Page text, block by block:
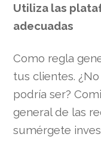
Utiliza las
adecuadas
Como regla
tus clientes.
podría ser?
general de las
sumérgete